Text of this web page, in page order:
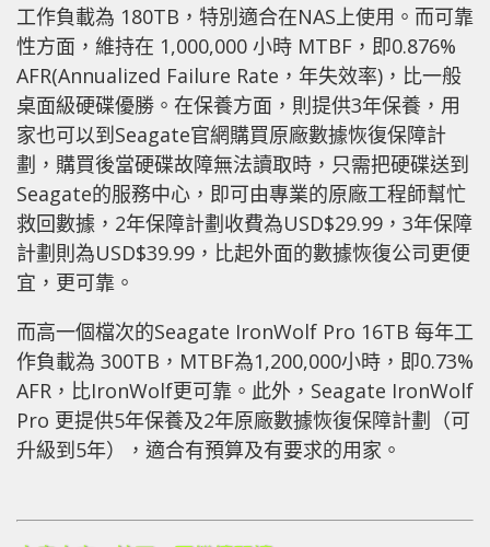
工作負載為 180TB，特別適合在NAS上使用。而可靠
性方面，維持在 1,000,000 小時 MTBF，即0.876%
AFR(Annualized Failure Rate，年失效率)，比一般
桌面級硬碟優勝。在保養方面，則提供3年保養，用
家也可以到Seagate官網購買原廠數據恢復保障計
劃，購買後當硬碟故障無法讀取時，只需把硬碟送到
Seagate的服務中心，即可由專業的原廠工程師幫忙
救回數據，2年保障計劃收費為USD$29.99，3年保障
計劃則為USD$39.99，比起外面的數據恢復公司更便
宜，更可靠。
而高一個檔次的Seagate IronWolf Pro 16TB 每年工
作負載為 300TB，MTBF為1,200,000小時，即0.73%
AFR，比IronWolf更可靠。此外，Seagate IronWolf
Pro 更提供5年保養及2年原廠數據恢復保障計劃（可
升級到5年），適合有預算及有要求的用家。